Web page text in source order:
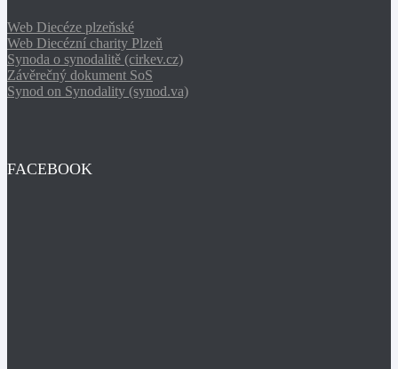
Web Diecéze plzeňské
Web Diecézní charity Plzeň
Synoda o synodalitě (cirkev.cz)
Závěrečný dokument SoS
Synod on Synodality (synod.va)
FACEBOOK